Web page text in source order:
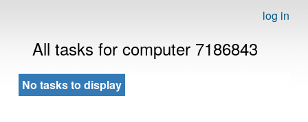
log in
All tasks for computer 7186843
No tasks to display